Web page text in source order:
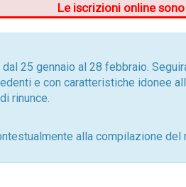
Le iscrizioni online
25 gennaio al 28 febbraio.
e con caratteristiche idonee
rinunce.
alla compilazione del